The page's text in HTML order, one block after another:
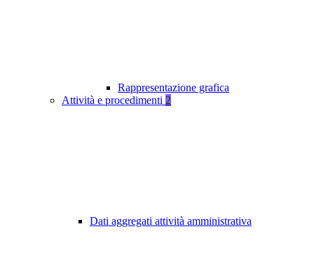
Rappresentazione grafica
Attività e procedimenti 2
Dati aggregati attività amministrativa